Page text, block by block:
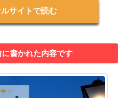
サイトで読む
に書かれた内容です